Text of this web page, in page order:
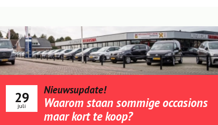
29
juli
Nieuwsupdate!
Waarom staan sommige occasions
maar kort te koop?